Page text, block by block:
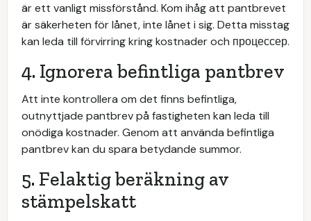
är ett vanligt missförstånd. Kom ihåg att pantbrevet
är säkerheten för lånet, inte lånet i sig. Detta misstag
kan leda till förvirring kring kostnader och процессер.
4. Ignorera befintliga pantbrev
Att inte kontrollera om det finns befintliga,
outnyttjade pantbrev på fastigheten kan leda till
onödiga kostnader. Genom att använda befintliga
pantbrev kan du spara betydande summor.
5. Felaktig beräkning av
stämpelskatt